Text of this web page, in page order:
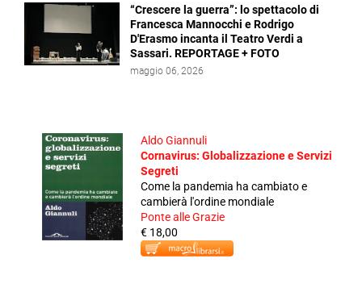
“Crescere la guerra”: lo spettacolo di
Francesca Mannocchi e Rodrigo
D'Erasmo incanta il Teatro Verdi a
Sassari. REPORTAGE + FOTO
maggio 06, 2026
Aldo Giannuli
Cornavirus: Globalizzazione e Servizi
Segreti
Come la pandemia ha cambiato e
cambierà l'ordine mondiale
Ponte alle Grazie
€ 18,00